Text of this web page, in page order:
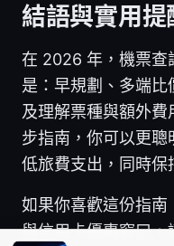
結語與實用提
在 2026 年，機票查
是：早規劃、多端比
及理解票種與額外
步指南，你可以更
低旅費支出，同時保
如果你喜歡這份指南
與信用卡優惠窗口